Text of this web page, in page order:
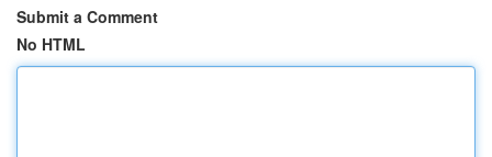
Submit a Comment
No HTML